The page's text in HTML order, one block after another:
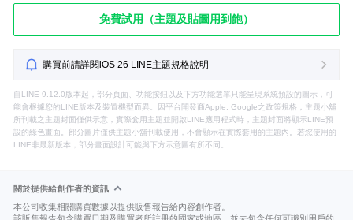
免費試用（主題及貼圖用到飽）
購買前請詳閱iOS 26 LINE主題規格說明
自LINE 9.12.0版本起，部分頁面、功能按鈕以及下方功能選單只能呈現系統預設的圖示，可
能會根據您的LINE版本及裝置機型而異。因平台開發商Apple, Google之政策規格，主題小舖
所刊載之主題封面僅供示意，實際套用主題並開啟LINE應用程式時，主題封面將顯示LINE預
設的綠色畫面。部分圖片僅供主題小舖刊載使用，不會顯示在實際套用的主題內。若您使用的
LINE非最新版本，部分畫面設計可能與下方示意圖有所不同。
關於提供給創作者的資訊
本公司收集相關購買數據以提供販售報告給內容創作者。